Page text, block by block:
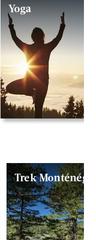
Yoga
Trek